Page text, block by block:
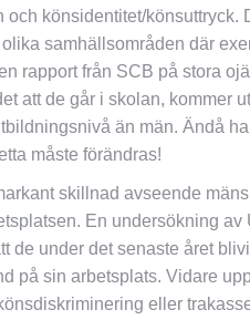
och könsidentitet/
samhällsområden där
rapport från SCB på stora
att de går i skolan, kommer
än män. Ändå
måste förändras!
skillnad avseende
En undersökning
de under det senaste året
på sin arbetsplats. Vidare
eller